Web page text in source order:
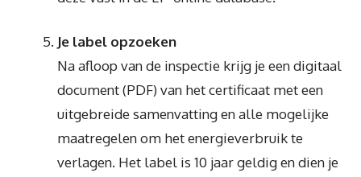
Je label opzoeken
Na afloop van de inspectie krijg je een digitaal
document (PDF) van het certificaat met een
uitgebreide samenvatting en alle mogelijke
maatregelen om het energieverbruik te
verlagen. Het label is 10 jaar geldig en dien je